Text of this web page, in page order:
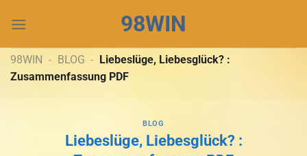
đến
dung
98WIN
98WIN - BLOG - Liebeslüge, Liebesglück? :
Zusammenfassung PDF
BLOG
Liebeslüge, Liebesglück? :